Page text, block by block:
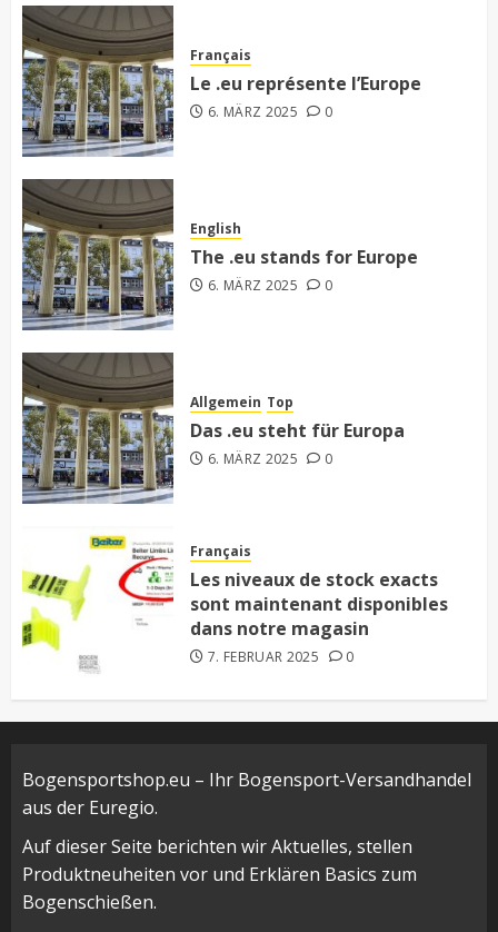
Français
Le .eu représente l’Europe
6. MÄRZ 2025 0
English
The .eu stands for Europe
6. MÄRZ 2025 0
Allgemein Top
Das .eu steht für Europa
6. MÄRZ 2025 0
Français
Les niveaux de stock exacts
sont maintenant disponibles
dans notre magasin
7. FEBRUAR 2025 0
Bogensportshop.eu – Ihr Bogensport-Versandhandel
aus der Euregio.
Auf dieser Seite berichten wir Aktuelles, stellen
Produktneuheiten vor und Erklären Basics zum
Bogenschießen.